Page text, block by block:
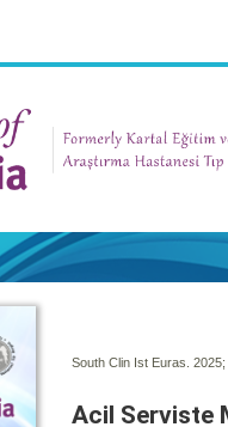
South Clin Ist Euras. 2025;
Acil Serviste